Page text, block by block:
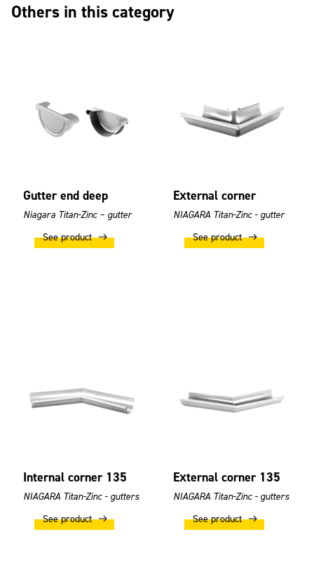
Others in this category
Gutter end deep
Niagara Titan-Zinc – gutter
See product
External corner
NIAGARA Titan-Zinc - gutter
See product
Internal corner 135
NIAGARA Titan-Zinc - gutters
See product
External corner 135
NIAGARA Titan-Zinc - gutters
See product